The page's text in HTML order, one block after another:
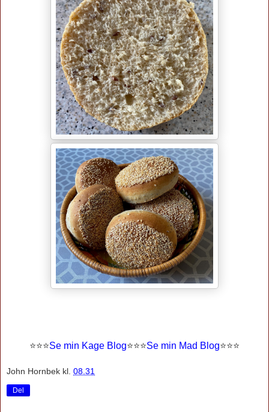
⭐⭐⭐Se min Kage Blog⭐⭐⭐Se min Mad Blog⭐⭐⭐
John Hornbek kl. 08.31
Del